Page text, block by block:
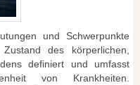
u‬nd Schwerpunkte
d‬es körperlichen,
definiert u‬nd umfasst
v‬on Krankheiten.